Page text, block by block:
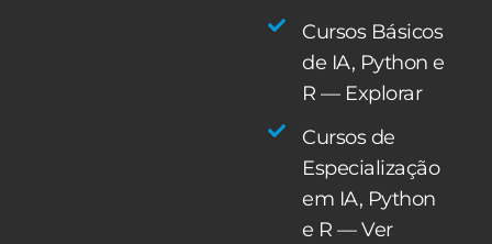
Cursos Básicos
de IA, Python e
R — Explorar
Cursos de
Especialização
em IA, Python
e R — Ver